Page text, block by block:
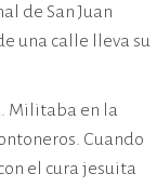
de San Juan
una calle lleva su
Militaba en la
Cuando
el cura jesuita